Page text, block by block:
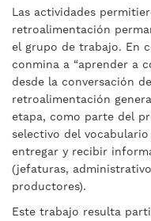
Las actividades
retroalimentación
el grupo de trabajo. En
conmina a “aprender a
desde la conversación
retroalimentación
etapa, como parte del
selectivo del
entregar y recibir
(jefaturas,
productores).
Este trabajo resulta